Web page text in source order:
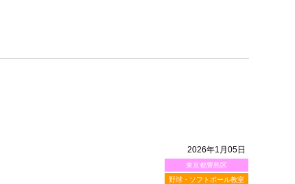
2026年1月05日
東京都豊島区
野球・ソフトボール教室